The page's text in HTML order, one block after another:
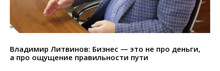
Владимир Литвинов: Бизнес — это не про деньги,
а про ощущение правильности пути